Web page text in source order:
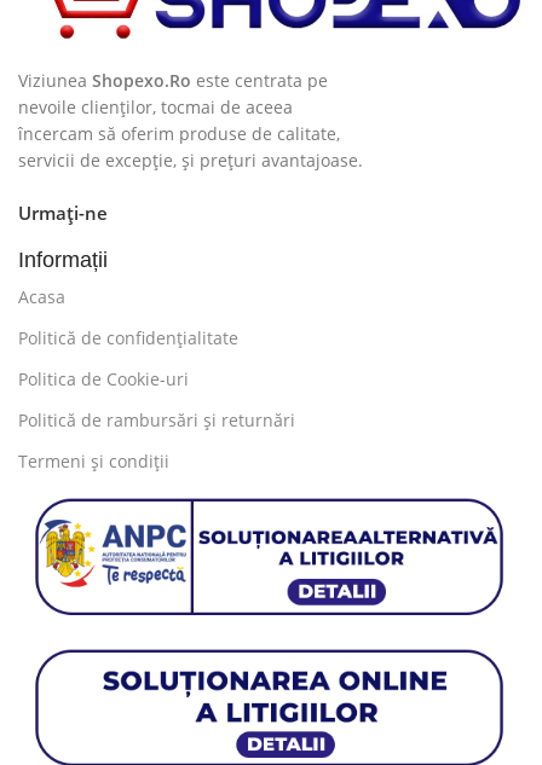
Viziunea Shopexo.Ro este centrata pe
nevoile clienților, tocmai de aceea
încercam să oferim produse de calitate,
servicii de excepție, și prețuri avantajoase.
Urmați-ne
Informații
Acasa
Politică de confidențialitate
Politica de Cookie-uri
Politică de rambursări și returnări
Termeni și condiții